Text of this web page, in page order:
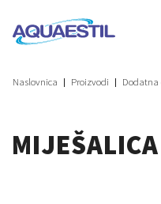
Naslovnica Proizvodi Dodatna